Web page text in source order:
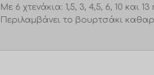
Με 6 χτενάκια: 1,5, 3, 4,5, 6, 10 και 13
Περιλαμβάνει το βουρτσάκι